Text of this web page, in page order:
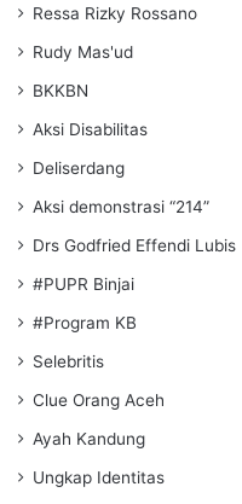
Ressa Rizky Rossano
Rudy Mas'ud
BKKBN
Aksi Disabilitas
Deliserdang
Aksi demonstrasi “214”
Drs Godfried Effendi Lubis
#PUPR Binjai
#Program KB
Selebritis
Clue Orang Aceh
Ayah Kandung
Ungkap Identitas